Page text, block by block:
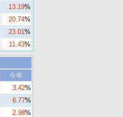
13.19%
20.74%
23.01%
11.43%
今年
3.42%
6.77%
2.98%